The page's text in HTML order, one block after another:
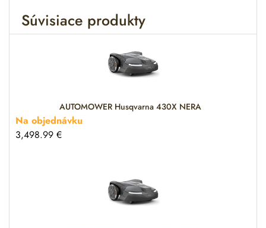
n
a
Súvisiace produkty
AUTOMOWER Husqvarna 430X NERA
Na objednávku
3,498.99 €